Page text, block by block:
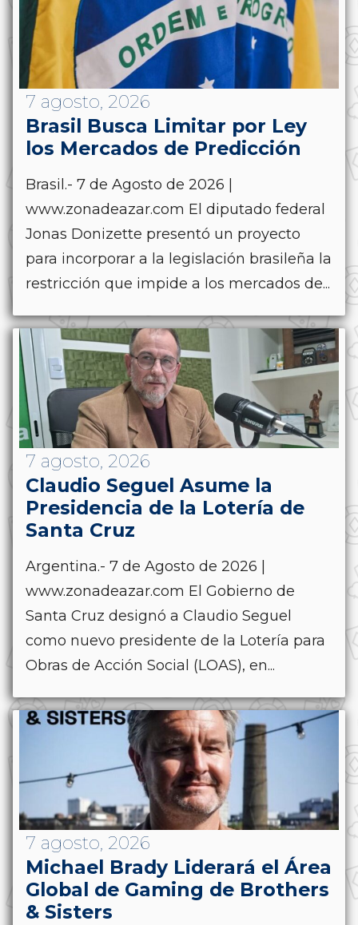
7 agosto, 2026
Brasil Busca Limitar por Ley
los Mercados de Predicción
Brasil.- 7 de Agosto de 2026 |
www.zonadeazar.com El diputado federal
Jonas Donizette presentó un proyecto
para incorporar a la legislación brasileña la
restricción que impide a los mercados de...
7 agosto, 2026
Claudio Seguel Asume la
Presidencia de la Lotería de
Santa Cruz
Argentina.- 7 de Agosto de 2026 |
www.zonadeazar.com El Gobierno de
Santa Cruz designó a Claudio Seguel
como nuevo presidente de la Lotería para
Obras de Acción Social (LOAS), en...
7 agosto, 2026
Michael Brady Liderará el Área
Global de Gaming de Brothers
& Sisters